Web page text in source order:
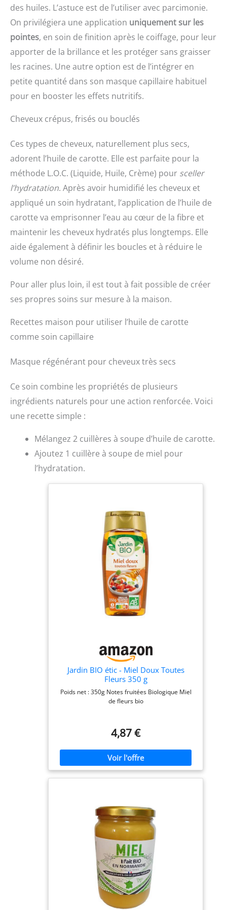
des huiles. L’astuce est de l’utiliser avec parcimonie.
On privilégiera une application uniquement sur les
pointes, en soin de finition après le coiffage, pour leur
apporter de la brillance et les protéger sans graisser
les racines. Une autre option est de l’intégrer en
petite quantité dans son masque capillaire habituel
pour en booster les effets nutritifs.
Cheveux crépus, frisés ou bouclés
Ces types de cheveux, naturellement plus secs,
adorent l’huile de carotte. Elle est parfaite pour la
méthode L.O.C. (Liquide, Huile, Crème) pour sceller
l’hydratation. Après avoir humidifié les cheveux et
appliqué un soin hydratant, l’application de l’huile de
carotte va emprisonner l’eau au cœur de la fibre et
maintenir les cheveux hydratés plus longtemps. Elle
aide également à définir les boucles et à réduire le
volume non désiré.
Pour aller plus loin, il est tout à fait possible de créer
ses propres soins sur mesure à la maison.
Recettes maison pour utiliser l’huile de carotte
comme soin capillaire
Masque régénérant pour cheveux très secs
Ce soin combine les propriétés de plusieurs
ingrédients naturels pour une action renforcée. Voici
une recette simple :
Mélangez 2 cuillères à soupe d’huile de carotte.
Ajoutez 1 cuillère à soupe de miel pour
l’hydratation.
Jardin BIO étic - Miel Doux Toutes
Fleurs 350 g
Poids net : 350g Notes fruitées Biologique Miel
de fleurs bio
4,87 €